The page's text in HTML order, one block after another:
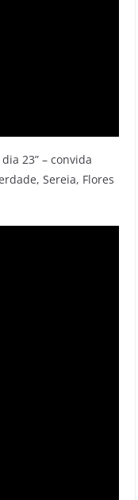
23” – convida
Sereia, Flores